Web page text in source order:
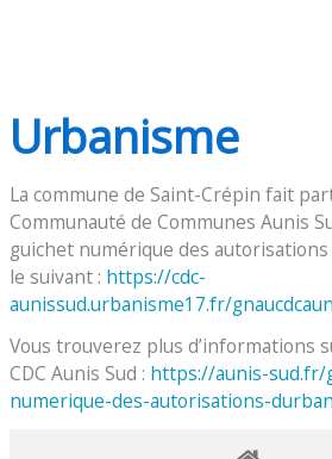
Urbanisme
La commune de Saint-Crépin fait
Communauté de Communes Aunis
guichet numérique des autorisations
le suivant : https://cdc-
aunissud.urbanisme17.fr/
Vous trouverez plus d’informations
CDC Aunis Sud : https://aunis-sud.fr/
numerique-des-autorisations-